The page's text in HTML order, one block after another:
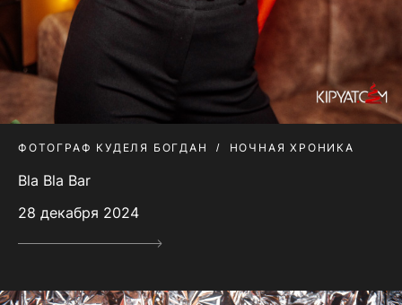
ФОТОГРАФ КУДЕЛЯ БОГДАН НОЧНАЯ ХРОНИКА
Bla Bla Bar
28 декабря 2024